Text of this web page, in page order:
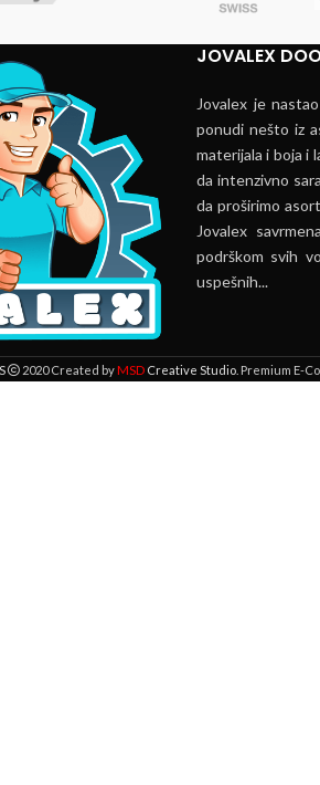
JOVALEX
Jovalex je
ponudi nešto iz
materijala i boja i
da intenzivno
da proširimo
Jovalex
podrškom svih
uspešnih...
2020 Created byMSDCreative Studio. Premium E-